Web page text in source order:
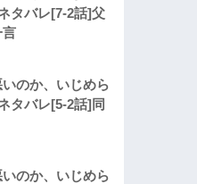
タバレ[7-2話]父
言
のか、いじめら
タバレ[5-2話]同
のか、いじめら